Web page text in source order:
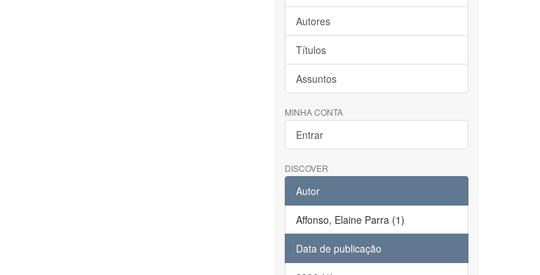
Autores
Títulos
Assuntos
MINHA CONTA
Entrar
DISCOVER
Autor
Affonso, Elaine Parra (1)
Data de publicação